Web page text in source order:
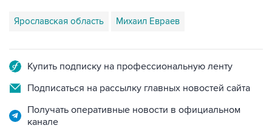
Ярославская область Михаил Евраев
Купить подписку на профессиональную ленту
Подписаться на рассылку главных новостей сайта
Получать оперативные новости в официальном
канале